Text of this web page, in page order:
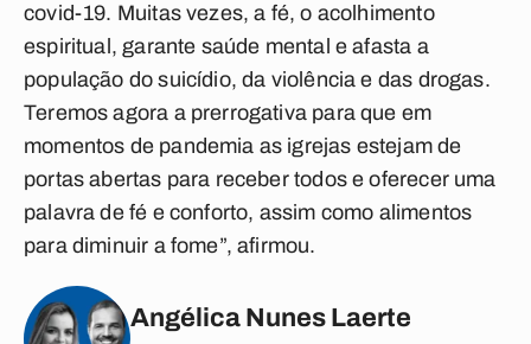
covid-19. Muitas vezes, a fé, o acolhimento
espiritual, garante saúde mental e afasta a
população do suicídio, da violência e das drogas.
Teremos agora a prerrogativa para que em
momentos de pandemia as igrejas estejam de
portas abertas para receber todos e oferecer uma
palavra de fé e conforto, assim como alimentos
para diminuir a fome”, afirmou.
Angélica Nunes Laerte